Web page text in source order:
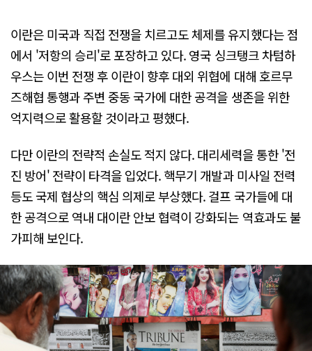
이란은 미국과 직접 전쟁을 치르고도 체제를 유지했다는 점
에서 '저항의 승리'로 포장하고 있다. 영국 싱크탱크 차텀하
우스는 이번 전쟁 후 이란이 향후 대외 위협에 대해 호르무
즈해협 통행과 주변 중동 국가에 대한 공격을 생존을 위한
억지력으로 활용할 것이라고 평했다.
다만 이란의 전략적 손실도 적지 않다. 대리세력을 통한 '전
진 방어' 전략이 타격을 입었다. 핵무기 개발과 미사일 전력
등도 국제 협상의 핵심 의제로 부상했다. 걸프 국가들에 대
한 공격으로 역내 대이란 안보 협력이 강화되는 역효과도 불
가피해 보인다.